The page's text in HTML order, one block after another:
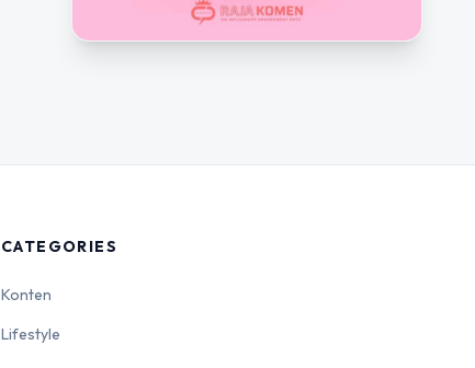
CATEGORIES
Konten
Lifestyle